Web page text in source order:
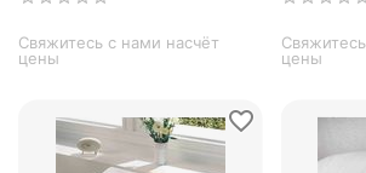
Свяжитесь с нами насчёт
цены
цены